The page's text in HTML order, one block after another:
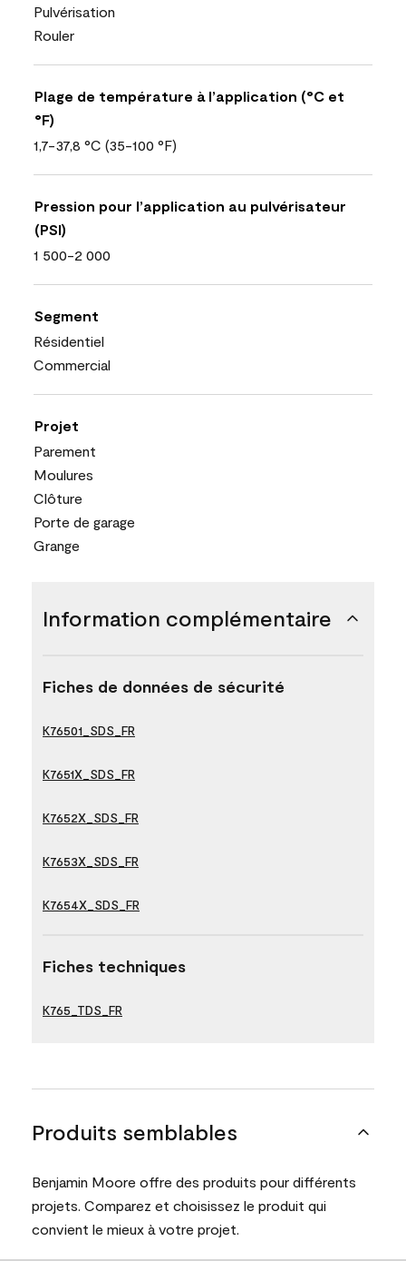
Pulvérisation
Rouler
Plage de température à l’application (°C et
°F)
1,7-37,8 °C (35-100 °F)
Pression pour l’application au pulvérisateur
(PSI)
1 500-2 000
Segment
Résidentiel
Commercial
Projet
Parement
Moulures
Clôture
Porte de garage
Grange
Information complémentaire
Fiches de données de sécurité
K76501_SDS_FR
K7651X_SDS_FR
K7652X_SDS_FR
K7653X_SDS_FR
K7654X_SDS_FR
Fiches techniques
K765_TDS_FR
Produits semblables
Benjamin Moore offre des produits pour différents
projets. Comparez et choisissez le produit qui
convient le mieux à votre projet.